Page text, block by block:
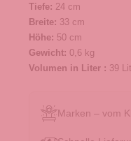
Tiefe: 24 cm
Breite: 33 cm
Höhe: 50 cm
Gewicht: 0,6 kg
Volumen in Liter : 39
Marken – vom